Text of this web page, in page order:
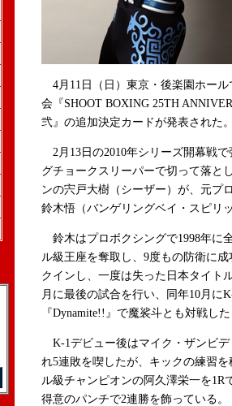
4月11日（日）東京・後楽園ホー
会『SHOOT BOXING 25TH
弐』の追加決定カードが発表された
2月13日の2010年シリーズ開幕戦
グチョークスリーパーで切って落と
ンの宍戸大樹（シーザー）が、元プ
鈴木悟（バンゲリングベイ・スピリ
鈴木はプロボクシングで1998年に
ル級王座を奪取し、9度もの防衛に
クインし、一度は失った日本タイト
月に最後の試合を行い、同年10月に
『Dynamite!!』で魔裟斗とも対戦し
K-1デビュー後はマイク・ザンビ
れ5連敗を喫したが、キックの練習
ル級チャンピオンの阿久澤栄一を1R
得意のパンチで2連勝を飾っている。